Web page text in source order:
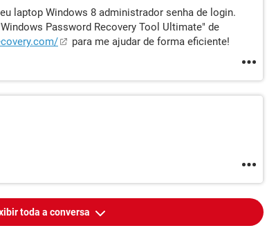
laptop Windows 8 administrador senha de login.
Password Recovery Tool Ultimate" de
para me ajudar de forma eficiente!
toda a conversa